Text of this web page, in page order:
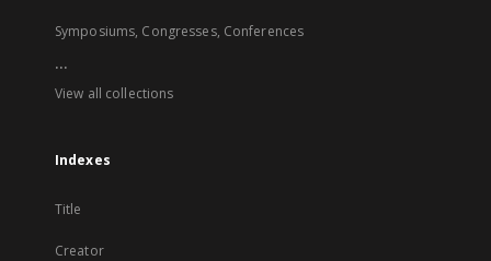
Symposiums, Congresses, Conferences
...
View all collections
Indexes
Title
Creator